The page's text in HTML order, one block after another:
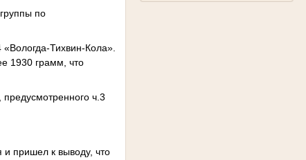
по
Тихвин-Кола».
1930 грамм, что
ч.3
и пришел к выводу, что